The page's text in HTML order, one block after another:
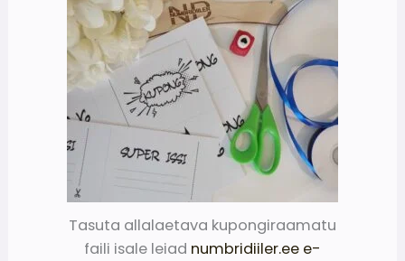
Tasuta allalaetava kupongiraamatu
faili isale leiad numbridiiler.ee e-